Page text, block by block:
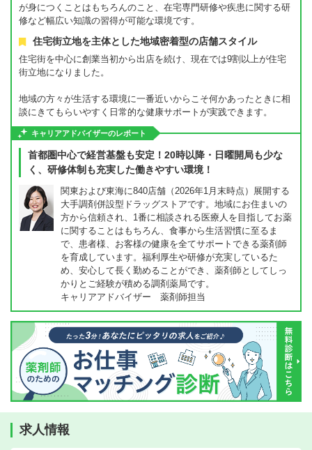
が身につくことはもちろんのこと、在宅専門研修や疾患に関する研
修など幅広い知識の習得が可能な環境です。
住宅街立地を主体とした地域密着型の店舗スタイル
住宅街を中心に創業当初から出店を続け、現在では9割以上が住宅
街立地になりました。
地域の方々が生活する環境に一番近いからこそ何かあったときに相
談にきてもらいやすく日常的な健康サポートが実践できます。
キャリアアドバイザーのレポート
首都圏中心で経営基盤も安定！20時以降・日曜開局も少な
く、研修体制も充実した働きやすい環境！
関東および東海に840店舗（2026年1月末時点）展開する
大手調剤併設型ドラッグストアです。地域にお住まいの
方から信頼され、1番に相談される医療人を目指してお薬
に関することはもちろん、食事から生活習慣に至るま
で、患者様、お客様の健康を全てサポートできる薬剤師
を育成しています。福利厚生や研修が充実しているた
め、安心して長く勤めることができ、薬剤師としてしっ
かりとご経験が積める調剤薬局です。
キャリアアドバイザー 薬剤師担当
求人情報